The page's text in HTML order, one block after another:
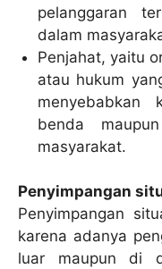
pelanggaran
dalam
Penjahat, yaitu
atau hukum
menyebabkan
benda
masyarakat.
Penyimpangan
Penyimpangan
karena adanya
luar maupun di